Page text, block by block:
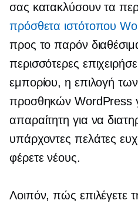
σας κατακλύσουν τα
πρόσθετα ιστότοπου
προς το παρόν
περισσότερες
εμπορίου, η επιλογή
προσθηκών WordPress
απαραίτητη για να
υπάρχοντες πελάτες
φέρετε νέους.
Λοιπόν, πώς επιλέγετε